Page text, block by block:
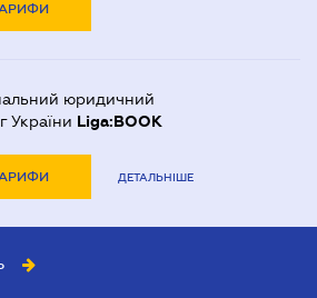
юридичний
України Liga:BOOK
ДЕТАЛЬНІШЕ